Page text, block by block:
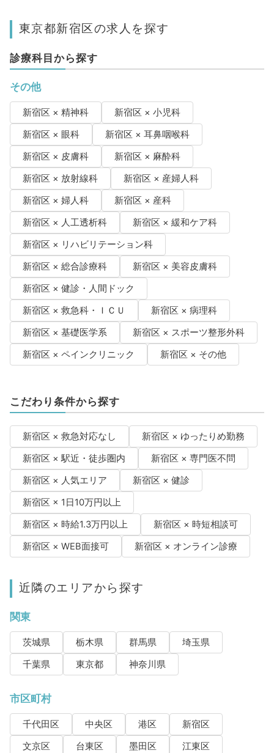
東京都新宿区の求人を探す
診療科目から探す
その他
新宿区 × 精神科
新宿区 × 小児科
新宿区 × 眼科
新宿区 × 耳鼻咽喉科
新宿区 × 皮膚科
新宿区 × 麻酔科
新宿区 × 放射線科
新宿区 × 産婦人科
新宿区 × 婦人科
新宿区 × 産科
新宿区 × 人工透析科
新宿区 × 緩和ケア科
新宿区 × リハビリテーション科
新宿区 × 総合診療科
新宿区 × 美容皮膚科
新宿区 × 健診・人間ドック
新宿区 × 救急科・ＩＣＵ
新宿区 × 病理科
新宿区 × 基礎医学系
新宿区 × スポーツ整形外科
新宿区 × ペインクリニック
新宿区 × その他
こだわり条件から探す
新宿区 × 救急対応なし
新宿区 × ゆったりめ勤務
新宿区 × 駅近・徒歩圏内
新宿区 × 専門医不問
新宿区 × 人気エリア
新宿区 × 健診
新宿区 × 1日10万円以上
新宿区 × 時給1.3万円以上
新宿区 × 時短相談可
新宿区 × WEB面接可
新宿区 × オンライン診療
近隣のエリアから探す
関東
茨城県 栃木県 群馬県
埼玉県
千葉県
東京都 神奈川県
市区町村
千代田区 中央区 港区
新宿区
文京区
台東区 墨田区
江東区